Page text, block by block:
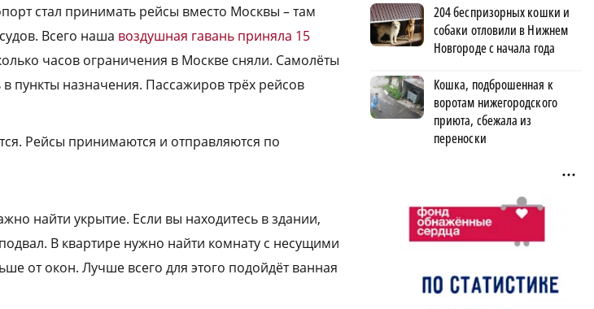
стал принимать рейсы вместо Москвы – там
Всего наша воздушная гавань приняла 15
часов ограничения в Москве сняли. Самолёты
пункты назначения. Пассажиров трёх рейсов
Рейсы принимаются и отправляются по
найти укрытие. Если вы находитесь в здании,
В квартире нужно найти комнату с несущими
от окон. Лучше всего для этого подойдёт ванная
204 беспризорных кошки и
собаки отловили в Нижнем
Новгороде с начала года
Кошка, подброшенная к
воротам нижегородского
приюта, сбежала из
переноски